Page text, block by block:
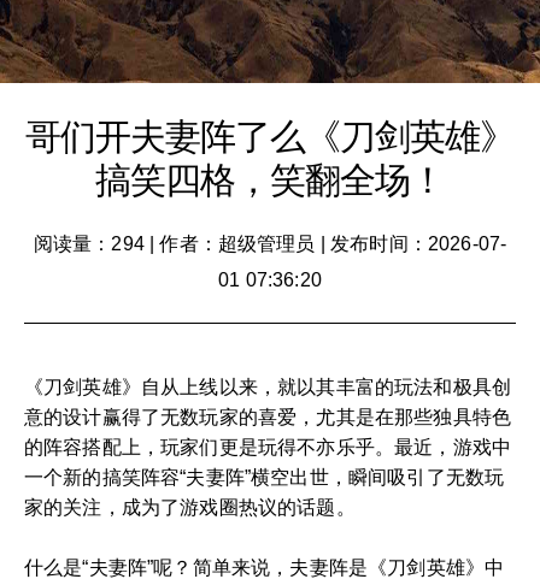
哥们开夫妻阵了么《刀剑英雄》
搞笑四格，笑翻全场！
阅读量：294|作者：超级管理员
发布时间：2026-07-
01 07:36:20
《刀剑英雄》自从上线以来，就以其丰富的玩法和极具创
意的设计赢得了无数玩家的喜爱，尤其是在那些独具特色
的阵容搭配上，玩家们更是玩得不亦乐乎。最近，游戏中
一个新的搞笑阵容“夫妻阵”横空出世，瞬间吸引了无数玩
家的关注，成为了游戏圈热议的话题。
什么是“夫妻阵”呢？简单来说，夫妻阵是《刀剑英雄》中